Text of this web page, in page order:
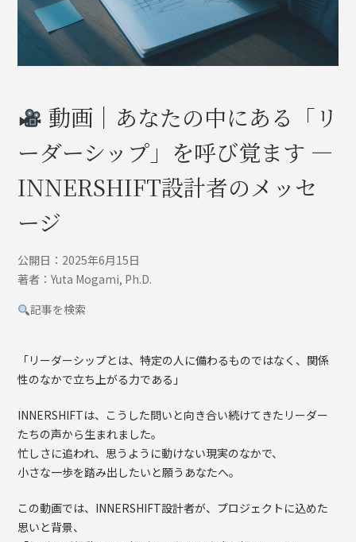
動画｜あなたの中にある「リ
ーダーシップ」を呼び覚ます ―
INNERSHIFT設計者のメッセ
ージ
公開日：2025年6月15日
著者：Yuta Mogami, Ph.D.
記事を検索
「リーダーシップとは、特定の人に備わるものではなく、関係
性のなかで立ち上がる力である」
INNERSHIFTは、こうした問いと向き合い続けてきたリーダー
たちの声から生まれました。
忙しさに追われ、思うように動けない現実のなかで、
小さな一歩を踏み出したいと願うあなたへ。
この動画では、INNERSHIFT設計者が、プロジェクトに込めた
思いと背景、